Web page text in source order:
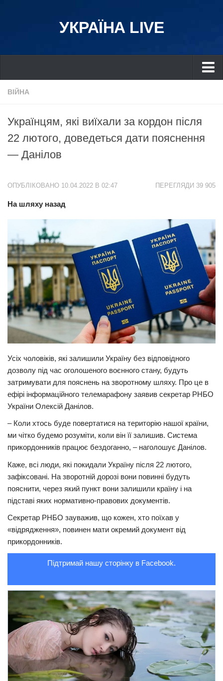
УКРАЇНА LIVE
Україна
Дніпро
Львів
Івано-Франківськ
Донбас
Одеса
Прикарпаття
Економіка
Політика
Світ
Цікаво
Наука
Технології
Історії
Привітання
Здоров’я
Події
Кримінал
Трагедії
Курйози
Суспільство
Культура
Шоу-біз
#Війна
ВІЙНА
Українцям, які виїхали за кордон після
22 лютого, доведеться дати пояснення
— Данілов
ПЕРЕГЛЯДИ 39 905
ОПУБЛІКОВАНО 10.04.2022 В 02:47
На шляху назад
Усіх чоловіків, які залишили Україну без відповідного
дозволу під час оголошеного воєнного стану, будуть
затримувати для пояснень на зворотному шляху. Про це в
ефірі інформаційного телемарафону заявив секретар РНБО
України Олексій Данілов.
– Коли хтось буде повертатися на територію нашої країни,
ми чітко будемо розуміти, коли він її залишив. Система
прикордонників працює бездоганно, – наголошує Данілов.
Каже, всі люди, які покидали Україну після 22 лютого,
зафіксовані. На зворотній дорозі вони повинні будуть
пояснити, через який пункт вони залишили країну і на
підставі яких нормативно-правових документів.
Секретар РНБО зауважив, що кожен, хто поїхав у
«відрядження», повинен мати окремий документ від
прикордонників.
Підтримай нашу сторінку в Facebook.